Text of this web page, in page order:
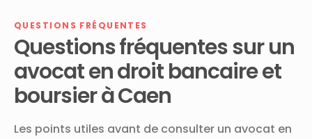
QUESTIONS FRÉQUENTES
Questions fréquentes sur un
avocat en droit bancaire et
boursier à Caen
Les points utiles avant de consulter un avocat en